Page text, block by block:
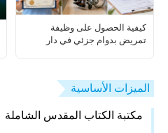
كيفية الحصول على وظيفة
تمريض بدوام جزئي في دار
الميزات الأساسية
مكتبة الكتاب المقدس الشاملة